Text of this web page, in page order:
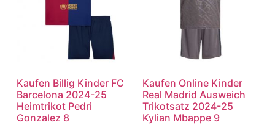
Kaufen Billig Kinder FC
Barcelona 2024-25
Heimtrikot Pedri
Gonzalez 8
Kaufen Online Kinder
Real Madrid Ausweich
Trikotsatz 2024-25
Kylian Mbappe 9